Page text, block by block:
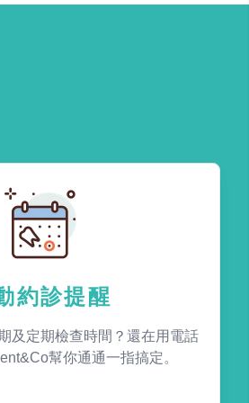
約診提醒
及定期檢查時間？還在用電話
幫你通通一指搞定。